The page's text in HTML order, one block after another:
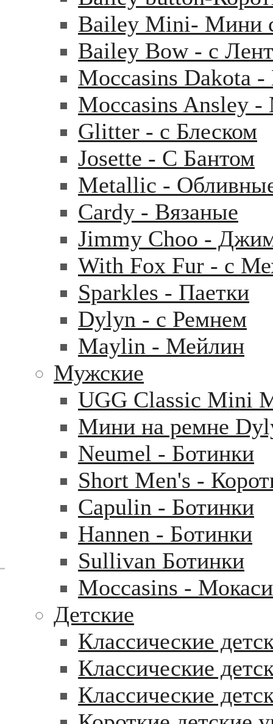
Bailey Mini- Мини
Bailey Bow - с
Moccasins Dakota
Moccasins Ansley
Glitter - с Блеском
Josette - С Бантом
Metallic -
Cardy - Вязаные
Jimmy Choo -
With Fox Fur - с
Sparkles - Паетки
Dylyn - с Ремнем
Maylin - Мейлин
Мужские
UGG Classic Mini
Мини на ремне
Neumel - Ботинки
Short Men's -
Capulin - Ботинки
Hannen - Ботинки
Sullivan Ботинки
Moccasins -
Детские
Классические
Классические
Классические